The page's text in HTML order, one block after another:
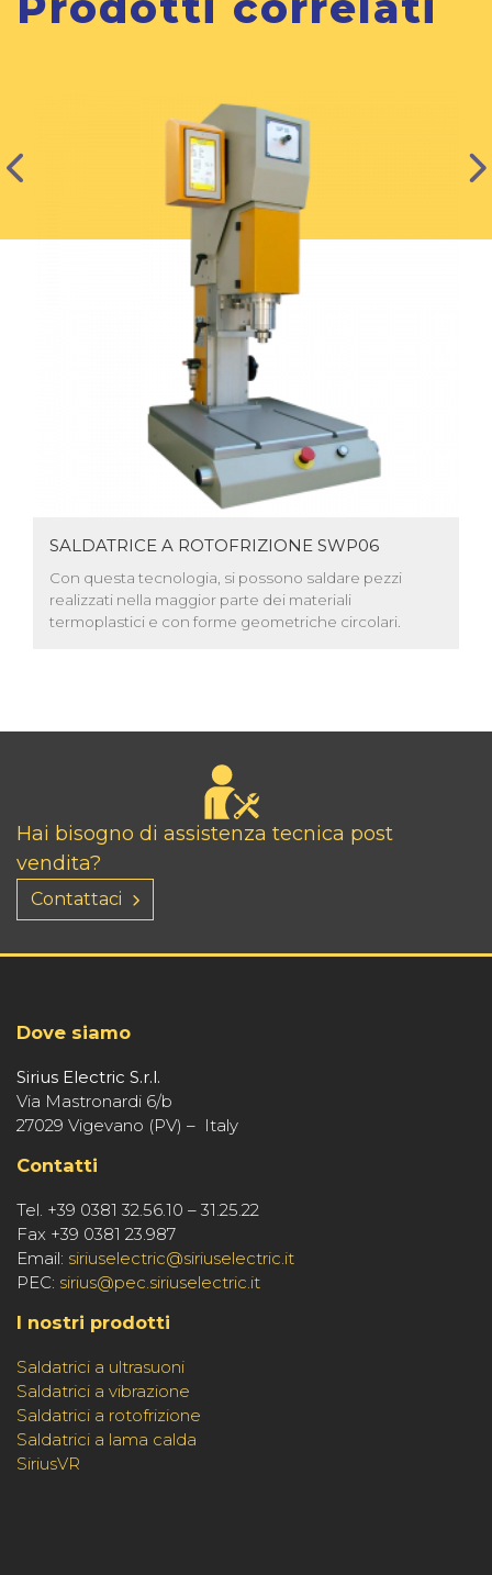
SALDATRICE A ROTOFRIZIONE SWP06
Con questa tecnologia, si possono saldare pezzi
realizzati nella maggior parte dei materiali
termoplastici e con forme geometriche circolari.
Hai bisogno di assistenza tecnica post
vendita?
Contattaci
Dove siamo
Sirius Electric S.r.l.
Via Mastronardi 6/b
27029 Vigevano (PV) – Italy
Contatti
Tel. +39 0381 32.56.10 – 31.25.22
Fax +39 0381 23.987
Email: siriuselectric@siriuselectric.it
PEC: sirius@pec.siriuselectric.it
I nostri prodotti
Saldatrici a ultrasuoni
Saldatrici a vibrazione
Saldatrici a rotofrizione
Saldatrici a lama calda
SiriusVR